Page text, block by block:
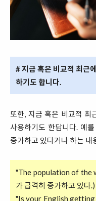
# 지금 혹은 비교적 최근
하기도 합니다.
또한, 지금 혹은 비교적 최
사용하기도 한답니다. 예
증가하고 있다거나 하는 내
"The population of the
가 급격히 증가하고 있다.)
"Is your English getting